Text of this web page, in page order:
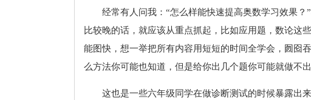
经常有人问我：“怎么样能快速提高奥数学习效果
比较晚的话，就应该从重点抓起，比如应用题，数论这
能图快，想一举把所有内容用短短的时间全学会，囫囵
么方法你可能也知道，但是给你出几个题你可能就做不出
这也是一些六年级同学在做诊断测试的时候暴露出